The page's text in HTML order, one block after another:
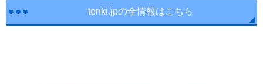
tenki.jpの全情報はこちら